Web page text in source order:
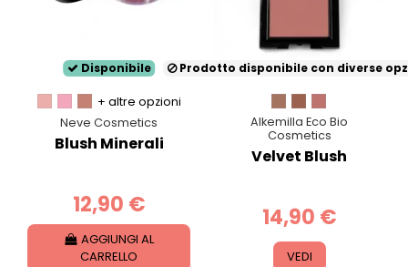
Disponibile
+ altre opzioni
Neve Cosmetics
Blush Minerali
12,90 €
AGGIUNGI AL
CARRELLO
Prodotto disponibile con diverse
Alkemilla Eco Bio
Cosmetics
Velvet Blush
14,90 €
VEDI